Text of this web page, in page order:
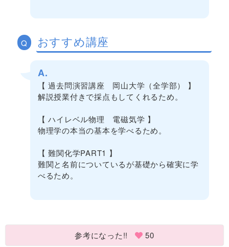
Q おすすめ講座
A.
【 過去問演習講座 岡山大学（全学部） 】
解説授業付きで採点もしてくれるため。
【 ハイレベル物理 電磁気学 】
物理学の本当の基本を学べるため。
【 難関化学PART1 】
難関と名前についているが基礎から確実に学
べるため。
参考になった!! 50